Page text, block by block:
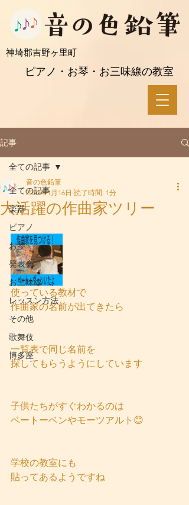
ピアノ・お琴・お三味線の教室
​神埼郡吉野ヶ里町
記事
全ての記事
楽器
ピアノ
お琴
発表会
お三味線
レッスン方法
その他
歌舞伎
博多座
全ての記事
大活躍の作曲家ツリー
音の色鉛筆
2022年1月16日 読了時間: 1分
使っている教材で
作曲家の名前が出てきたら
一覧表で同じ名前を
探してもらうようにしています
子供たちがすぐわかるのは
ベートーベンやモーツアルト😊
学校の教室にも
貼ってあるようですね